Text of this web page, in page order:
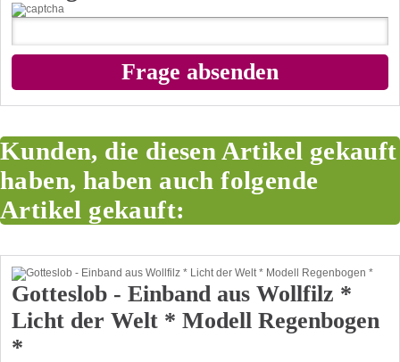
Kunden, die diesen Artikel gekauft
haben, haben auch folgende
Artikel gekauft:
Gotteslob - Einband aus Wollfilz *
Licht der Welt * Modell Regenbogen
*